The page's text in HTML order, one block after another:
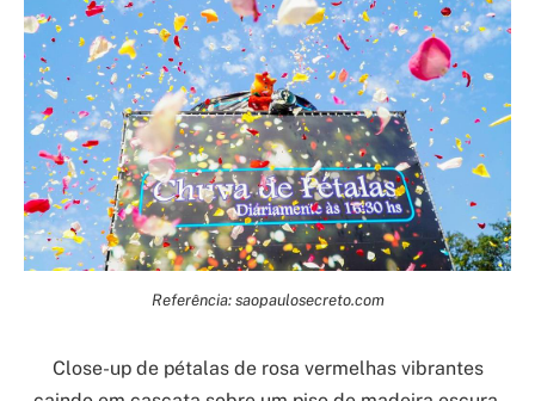
Referência: saopaulosecreto.com
Close-up de pétalas de rosa vermelhas vibrantes